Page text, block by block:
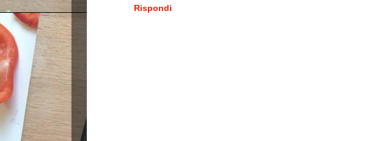
Rispondi